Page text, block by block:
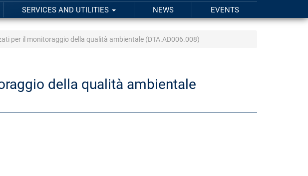
SERVICES AND UTILITIES NEWS EVENTS
per il monitoraggio della qualità ambientale (DTA.AD006.008)
della qualità ambientale